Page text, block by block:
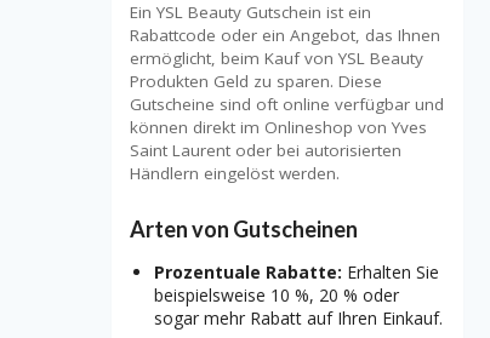
Ein YSL Beauty Gutschein ist ein
Rabattcode oder ein Angebot, das Ihnen
ermöglicht, beim Kauf von YSL Beauty
Produkten Geld zu sparen. Diese
Gutscheine sind oft online verfügbar und
können direkt im Onlineshop von Yves
Saint Laurent oder bei autorisierten
Händlern eingelöst werden.
Arten von Gutscheinen
Prozentuale Rabatte: Erhalten Sie
beispielsweise 10 %, 20 % oder
sogar mehr Rabatt auf Ihren Einkauf.